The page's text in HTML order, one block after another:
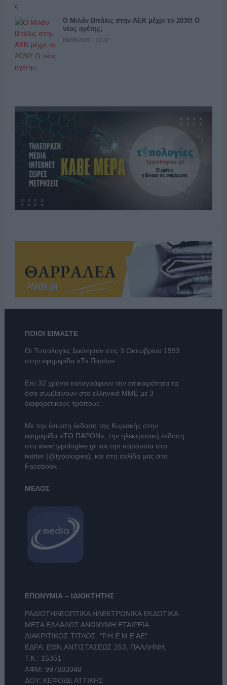
Ο Μιλάν Βιτάλις στην ΑΕΚ μέχρι το 2030! Ο
νέος ηγέτης;
06/08/2026 - 10:42
ΠΟΙΟΙ ΕΙΜΑΣΤΕ
Οι Τυπολογίες ξεκίνησαν στις 3 Οκτωβρίου 1993
στην εφημερίδα «Το Παρόν».
Επί 32 χρόνια καταγράφουν την επικαιρότητα τα
όσα συμβαίνουν στα ελληνικά ΜΜΕ με 3
διαφορετικούς τρόπους.
Με την έντυπη έκδοση της Κυριακής στην
εφημερίδα «ΤΟ ΠΑΡΟΝ» , την ηλεκτρονική έκδοση
στο www.typologies.grκαι την παρουσία στο
twitter (@typologies) , και στη σελίδα μας στο
Facebook
ΜΕΛΟΣ
ΕΠΩΝΥΜΙΑ – ΙΔΙΟΚΤΗΤΗΣ
ΡΑΔΙΟΤΗΛΕΟΠΤΙΚΑ ΗΛΕΚΤΡΟΝΙΚΑ ΕΚΔΟΤΙΚΑ
ΜΕΣΑ ΕΛΛΑΔΟΣ ΑΝΩΝΥΜΗ ΕΤΑΙΡΕΙΑ
ΔΙΑΚΡΙΤΙΚΟΣ ΤΙΤΛΟΣ: "Ρ.Η.Ε.Μ.Ε ΑΕ"
ΕΔΡΑ: ΕΘΝ.ΑΝΤΙΣΤΑΣΕΩΣ 253, ΠΑΛΛΗΝΗ,
Τ.Κ.: 15351
ΑΦΜ: 997883048
ΔΟΥ: ΚΕΦΟΔΕ ΑΤΤΙΚΗΣ